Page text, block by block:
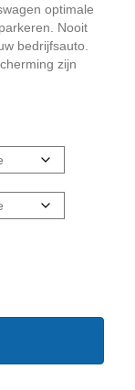
optimale
Nooit
bedrijfsauto.
zijn